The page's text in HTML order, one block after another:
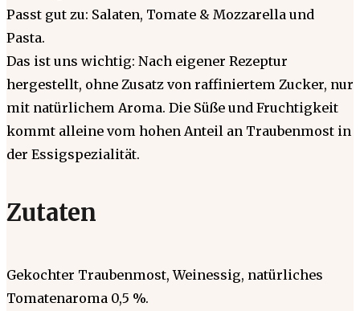
Passt gut zu: Salaten, Tomate & Mozzarella und
Pasta.
Das ist uns wichtig: Nach eigener Rezeptur
hergestellt, ohne Zusatz von raffiniertem Zucker, nur
mit natürlichem Aroma. Die Süße und Fruchtigkeit
kommt alleine vom hohen Anteil an Traubenmost in
der Essigspezialität.
Zutaten
Gekochter Traubenmost, Weinessig, natürliches
Tomatenaroma 0,5 %.